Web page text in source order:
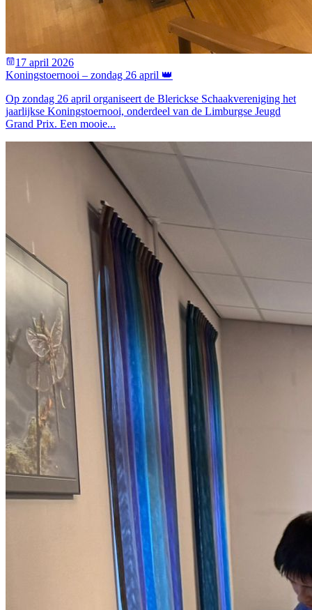
17 april 2026
Koningstoernooi – zondag 26 april 👑
Op zondag 26 april organiseert de Blerickse Schaakvereniging het
jaarlijkse Koningstoernooi, onderdeel van de Limburgse Jeugd
Grand Prix. Een mooie...